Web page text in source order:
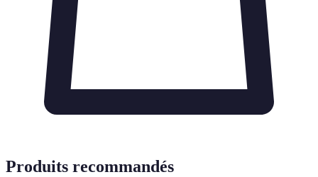
Produits recommandés